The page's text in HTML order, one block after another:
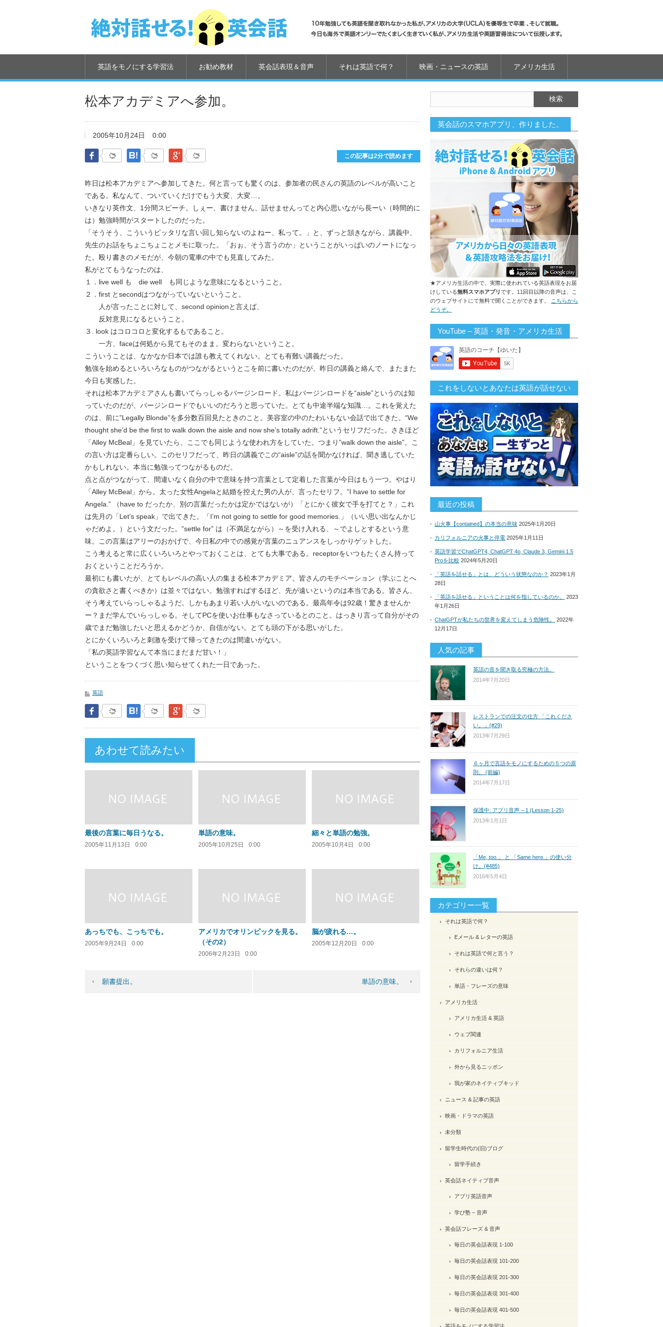
英語をモノにする学習法 お勧め教材 英会話表現＆音声 それは英語で何？ 映画・ニュースの英語 アメリカ生活
松本アカデミアへ参加。
2005年10月24日 0:00
Facebook はてなブックマークGoogle Plus この記事は2分で読めます
昨日は松本アカデミアへ参加してきた。何と言っても驚くのは、参加者の民さんの英語のレベルが高いこと
である。私なんて、ついていくだけでもう大変、大変…。
いきなり英作文、1分間スピーチ。しぇー、書けません、話せませんってと内心思いながら長ーい（時間的に
は）勉強時間がスタートしたのだった。
「そうそう、こういうピッタリな言い回し知らないのよねー、私って。」と、ずっと頷きながら、講義中、
先生のお話をちょこちょことメモに取った。「おぉ、そう言うのか」ということがいっぱいのノートになっ
た。殴り書きのメモだが、今朝の電車の中でも見直してみた。
私がとてもうなったのは、
１．live well も die well も同じような意味になるということ。
２．first とsecondはつながっていないということ。
人が言ったことに対して、second opinionと言えば、
反対意見になるということ。
３. look はコロコロと変化するもであること。
一方、faceは何処から見てもそのまま。変わらないということ。
こういうことは、なかなか日本では誰も教えてくれない。とても有難い講義だった。
勉強を始めるといろいろなものがつながるというとこを前に書いたのだが、昨日の講義と絡んで、またまた
今日も実感した。
それは松本アカデミアさんも書いてらっしゃるバージンロード。私はバージンロードを“aisle”というのは知
っていたのだが、バージンロードでもいいのだろうと思っていた。とても中途半端な知識…。これを覚えた
のは、前に”Legally Blonde”を多分数百回見たときのこと。美容室の中のたわいもない会話で出てきた。“We
thought she’d be the first to walk down the aisle and now she’s totally adrift.”というセリフだった。さきほど
「Alley McBeal」を見ていたら、ここでも同じような使われ方をしていた。つまり”walk down the aisle”。こ
の言い方は定番らしい。このセリフだって、昨日の講義でこの“aisle”の話を聞かなければ、聞き逃していた
かもしれない。本当に勉強ってつながるものだ。
点と点がつながって、間違いなく自分の中で意味を持つ言葉として定着した言葉が今日はもう一つ。やはり
「Alley McBeal」から。太った女性Angelaと結婚を控えた男の人が、言ったセリフ。”I have to settle for
Angela.” （have to だったか、別の言葉だったかは定かではないが）「とにかく彼女で手を打てと？」これ
は先月の「Let’s speak」で出てきた。「I’m not going to settle for good memories.」（いい思い出なんかじ
ゃだめよ。）という文だった。”settle for” は（不満足ながら）～を受け入れる、～でよしとするという意
味。この言葉はアリーのおかげで、今日私の中での感覚が言葉のニュアンスをしっかりゲットした。
こう考えると常に広くいろいろとやっておくことは、とても大事である。receptorをいつもたくさん持って
おくということだろうか。
最初にも書いたが、とてもレベルの高い人の集まる松本アカデミア。皆さんのモチベーション（学ぶことへ
の貪欲さと書くべきか）は並々ではない。勉強すればするほど、先が遠いというのは本当である。皆さん、
そう考えていらっしゃるようだ。しかもあまり若い人がいないのである。最高年令は92歳！驚きませんか
ー？まだ学んでいらっしゃる。そしてPCを使いお仕事もなさっているとのこと。はっきり言って自分がその
歳でまだ勉強したいと思えるかどうか、自信がない。とても頭の下がる思いがした。
とにかくいろいろと刺激を受けて帰ってきたのは間違いがない。
「私の英語学習なんて本当にまだまだ甘い！」
ということをつくづく思い知らせてくれた一日であった。
英語
Facebook はてなブックマークGoogle Plus
あわせて読みたい
最後の言葉に毎日うなる。
2005年11月13日 0:00
単語の意味。
2005年10月25日 0:00
細々と単語の勉強。
2005年10月4日 0:00
あっちでも、こっちでも。
2005年9月24日 0:00
アメリカでオリンピックを見る。
（その2）
2006年2月23日 0:00
脳が疲れる…。
2005年12月20日 0:00
願書提出。 単語の意味。
英会話のスマホアプリ、作りました。
★アメリカ生活の中で、実際に使われている英語表現をお届
けしている無料スマホアプリです。11回目以降の音声は、こ
のウェブサイトにて無料で聞くことができます。
こちらから
どうぞ。
YouTube – 英語・発音・アメリカ生活
これをしないとあなたは英語が話せない
最近の投稿
山火事【contained】の本当の意味 2025年1月20日
カリフォルニアの火事と停電 2025年1月11日
英語学習でChatGPT4, ChatGPT 4o, Claude 3, Gemini 1.5
Proを比較 2024年5月20日
「英語を話せる」とは、どういう状態なのか？ 2023年1月
28日
「英語を話せる」ということは何を指しているのか。
2023
年1月26日
ChatGPTが私たちの世界を変えてしまう危険性。
2022年
12月17日
人気の記事
英語の音を聞き取る究極の方法。
2014年7月20日
レストランでの注文の仕方 「これくださ
い。」(#29)
2013年7月29日
６ヶ月で言語をモノにするための５つの原
則。 (前編)
2014年7月17日
保護中: アプリ音声 – 1 (Lesson 1-25)
2013年1月1日
「Me, too.」 と 「Same here.」の使い分
け。(#485)
2016年5月4日
カテゴリー一覧
それは英語で何？
Eメール & レターの英語
それは英語で何と言う？
それらの違いは何？
単語・フレーズの意味
アメリカ生活
アメリカ生活 & 英語
ウェブ関連
カリフォルニア生活
外から見るニッポン
我が家のネイティブキッド
ニュース & 記事の英語
映画・ドラマの英語
未分類
留学生時代の(旧)ブログ
留学手続き
英会話ネイティブ音声
アプリ英語音声
学び塾 – 音声
英会話フレーズ & 音声
毎日の英会話表現 1-100
毎日の英会話表現 101-200
毎日の英会話表現 201-300
毎日の英会話表現 301-400
毎日の英会話表現 401-500